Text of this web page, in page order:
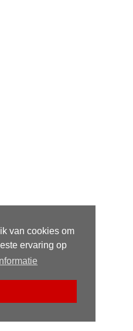
van cookies om
ervaring op